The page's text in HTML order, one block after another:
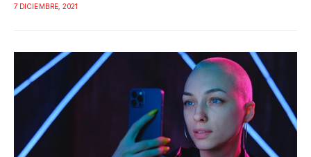
7 DICIEMBRE, 2021